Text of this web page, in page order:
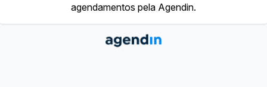
agendamentos pela Agendin.